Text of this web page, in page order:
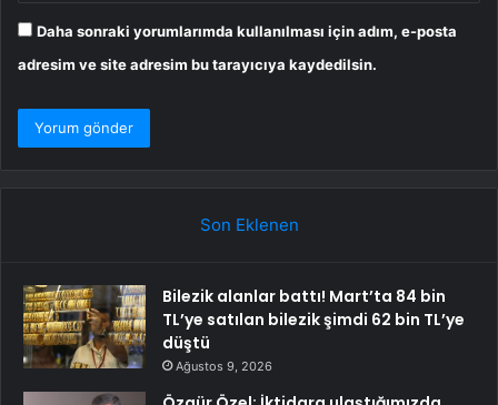
Daha sonraki yorumlarımda kullanılması için adım, e-posta
adresim ve site adresim bu tarayıcıya kaydedilsin.
Son Eklenen
Bilezik alanlar battı! Mart’ta 84 bin
TL’ye satılan bilezik şimdi 62 bin TL’ye
düştü
Ağustos 9, 2026